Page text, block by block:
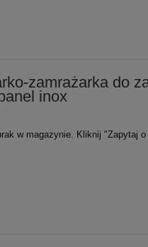
zamrażarka do
inox
w magazynie. Kliknij "Zapytaj